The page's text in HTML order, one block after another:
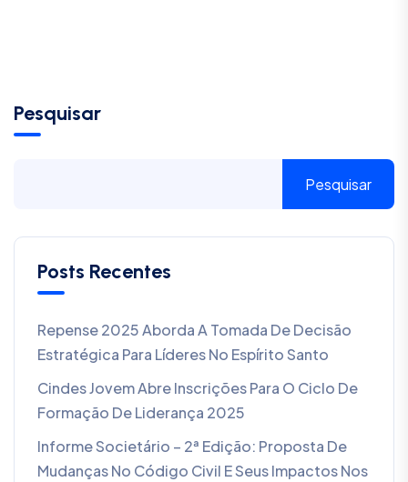
Pesquisar
Pesquisar
Posts Recentes
Repense 2025 Aborda A Tomada De Decisão
Estratégica Para Líderes No Espírito Santo
Cindes Jovem Abre Inscrições Para O Ciclo De
Formação De Liderança 2025
Informe Societário – 2ª Edição: Proposta De
Mudanças No Código Civil E Seus Impactos Nos